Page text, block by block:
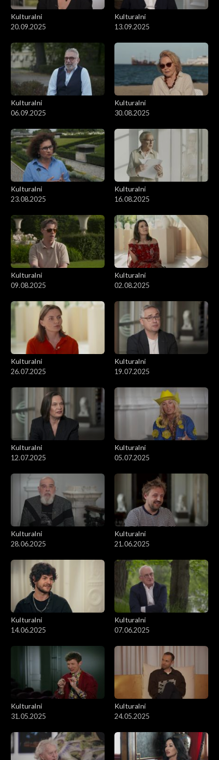
Kulturalni
20.09.2025
Kulturalni
13.09.2025
Kulturalni
06.09.2025
Kulturalni
30.08.2025
Kulturalni
23.08.2025
Kulturalni
16.08.2025
Kulturalni
09.08.2025
Kulturalni
02.08.2025
Kulturalni
26.07.2025
Kulturalni
19.07.2025
Kulturalni
12.07.2025
Kulturalni
05.07.2025
Kulturalni
28.06.2025
Kulturalni
21.06.2025
Kulturalni
14.06.2025
Kulturalni
07.06.2025
Kulturalni
31.05.2025
Kulturalni
24.05.2025